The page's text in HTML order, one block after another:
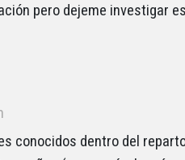
pero dejeme investigar
conocidos dentro del